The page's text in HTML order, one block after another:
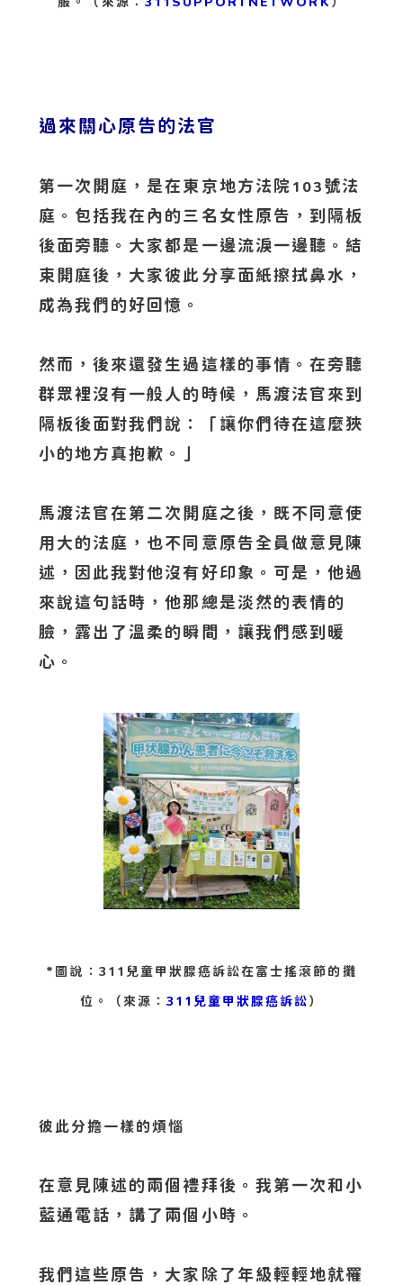
過來關心原告的法官
第一次開庭，是在東京地方法院 103 號法
庭。包括我在內的三名女性原告，到隔板
後面旁聽。大家都是一邊流淚一邊聽。結
束開庭後，大家彼此分享面紙擦拭鼻水，
成為我們的好回憶。
然而，後來還發生過這樣的事情。在旁聽
群眾裡沒有一般人的時候，馬渡法官來到
隔板後面對我們說：「讓你們待在這麼狹
小的地方真抱歉。」
馬渡法官在第二次開庭之後，既不同意使
用大的法庭，也不同意原告全員做意見陳
述，因此我對他沒有好印象。可是，他過
來說這句話時，他那總是淡然的表情的
臉，露出了溫柔的瞬間，讓我們感到暖
心。
*圖說：311兒童甲狀腺癌訴訟在富士搖滾節的攤
位。（來源： 311兒童甲狀腺癌訴訟）
彼此分擔一樣的煩惱
在意見陳述的兩個禮拜後。我第一次和小
藍通電話，講了兩個小時。
我們這些原告，大家除了年級輕輕地就罹